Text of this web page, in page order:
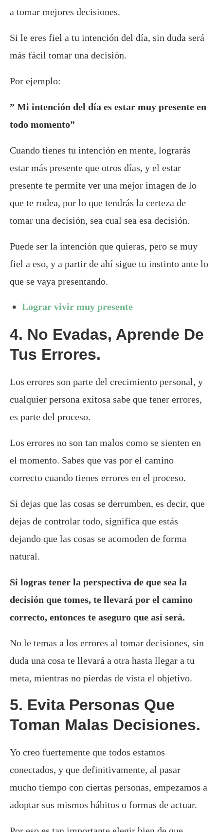
a tomar mejores decisiones.
Si le eres fiel a tu intención del día, sin duda será
más fácil tomar una decisión.
Por ejemplo:
” Mi intención del día es estar muy presente en
todo momento”
Cuando tienes tu intención en mente, lograrás
estar más presente que otros días, y el estar
presente te permite ver una mejor imagen de lo
que te rodea, por lo que tendrás la certeza de
tomar una decisión, sea cual sea esa decisión.
Puede ser la intención que quieras, pero se muy
fiel a eso, y a partir de ahí sigue tu instinto ante lo
que se vaya presentando.
Lograr vivir muy presente
4. No Evadas, Aprende De
Tus Errores.
Los errores son parte del crecimiento personal, y
cualquier persona exitosa sabe que tener errores,
es parte del proceso.
Los errores no son tan malos como se sienten en
el momento. Sabes que vas por el camino
correcto cuando tienes errores en el proceso.
Si dejas que las cosas se derrumben, es decir, que
dejas de controlar todo, significa que estás
dejando que las cosas se acomoden de forma
natural.
Si logras tener la perspectiva de que sea la
decisión que tomes, te llevará por el camino
correcto, entonces te aseguro que así será.
No le temas a los errores al tomar decisiones, sin
duda una cosa te llevará a otra hasta llegar a tu
meta, mientras no pierdas de vista el objetivo.
5. Evita Personas Que
Toman Malas Decisiones.
Yo creo fuertemente que todos estamos
conectados, y que definitivamente, al pasar
mucho tiempo con ciertas personas, empezamos a
adoptar sus mismos hábitos o formas de actuar.